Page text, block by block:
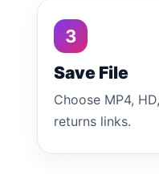
3
Save File
Choose MP4,
returns links.